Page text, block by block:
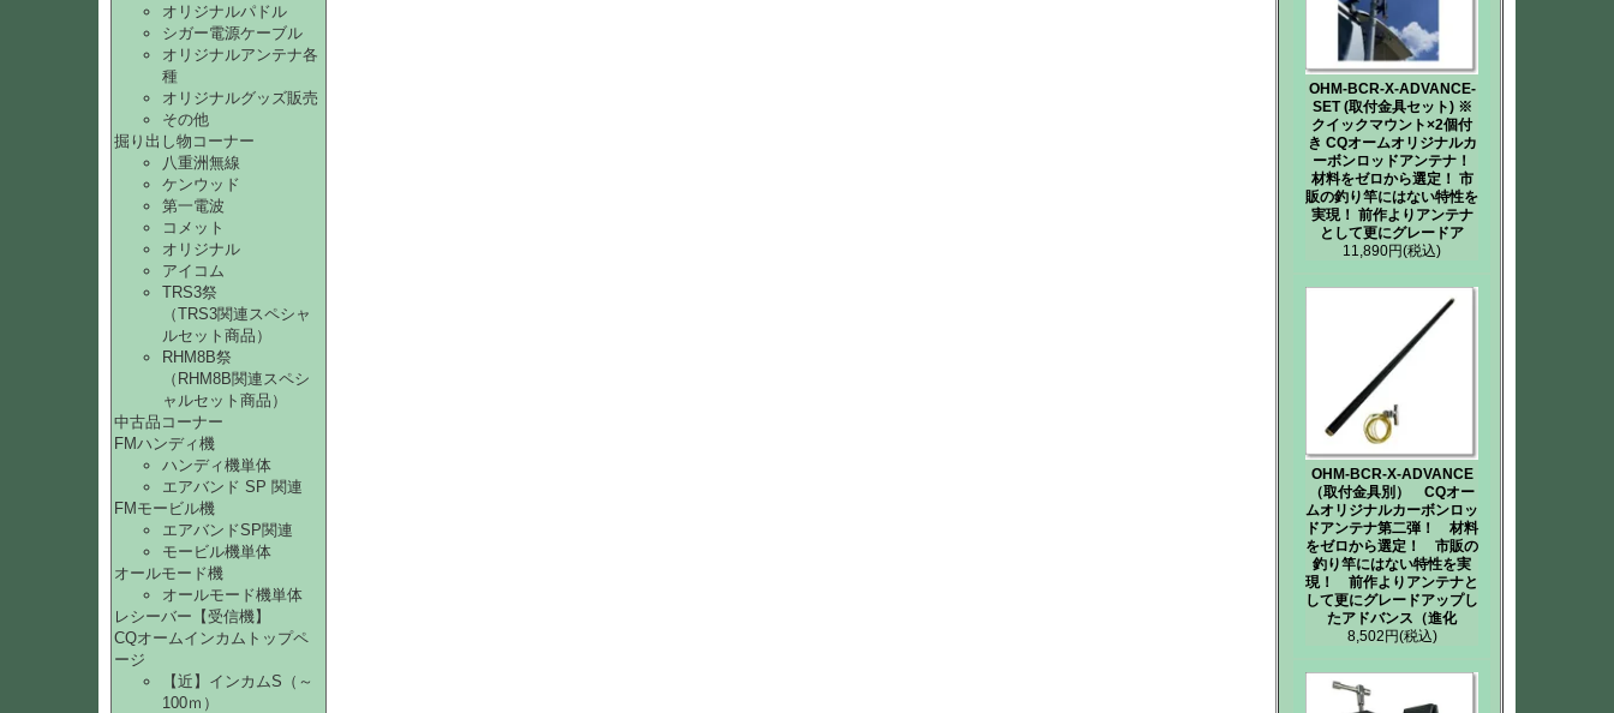
オリジナルパドル
シガー電源ケーブル
オリジナルアンテナ各
種
オリジナルグッズ販売
その他
掘り出し物コーナー
八重洲無線
ケンウッド
第一電波
コメット
オリジナル
アイコム
TRS3祭
（TRS3関連スペシャ
ルセット商品）
RHM8B祭
（RHM8B関連スペシ
ャルセット商品）
中古品コーナー
FMハンディ機
ハンディ機単体
エアバンド SP 関連
FMモービル機
エアバンドSP関連
モービル機単体
オールモード機
オールモード機単体
レシーバー【受信機】
CQオームインカムトップペ
ージ
【近】インカムS（～
100ｍ）
OHM-BCR-X-ADVANCE-
SET (取付金具セット) ※
クイックマウント×2個付
き CQオームオリジナルカ
ーボンロッドアンテナ！
材料をゼロから選定！ 市
販の釣り竿にはない特性を
実現！ 前作よりアンテナ
として更にグレードア
11,890円(税込)
OHM-BCR-X-ADVANCE
（取付金具別） CQオー
ムオリジナルカーボンロッ
ドアンテナ第二弾！ 材料
をゼロから選定！ 市販の
釣り竿にはない特性を実
現！ 前作よりアンテナと
して更にグレードアップし
たアドバンス（進化
8,502円(税込)